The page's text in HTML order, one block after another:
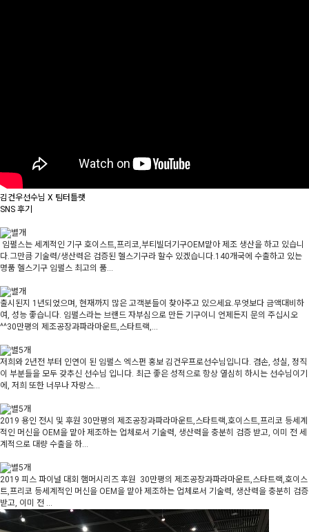
김건우선수님 X 팀터틀랫
SNS 후기
임펄스는 세계적인 기구 호이스트,프리코,부티빌더기구OEM맡아 제조 생산을 하고 있습니
다.그만큼 기술력/생산력은 검증된 헬스기구라 할수 있겠습니다.140개국에 수출하고 있는
명품 헬스기구 임펄스 최고의 품...
출시된지 1년되었으며, 현재까지 많은 고객분들이 찾아주고 있으세요.무엇보다 금액대비하
여, 성능 좋습니다. 임펄스라는 브랜드 자부심으로 만든 기구이니 언제든지 문의 주십시오
^^30만평의 제조공장과파라마운트,스타트랙,...
저희와 2년전 부터 인연이 된 임펄스 엑스펀 홍보 김건우프로선수님입니다. 겸손, 성실, 정직
이 부분들을 모두 갖추신 선수님 입니다. 최근 좋은 성적으로 항상 열심히 하시는 선수님이기
에, 저희 또한 너무나 자랑스...
2019 용인 전시 및 후원 30만평의 제조공장과파라마운트,스타트랙,호이스트,프리코 등세계
적인 머신을 OEM을 맡아 제조하는 업체로서 기술력, 생산력을 충분히 검증 받고, 이미 전 세
계적으로 대량 수출을 하...
2019 피스 파이널 대회 햄머시리즈 후원 30만평의 제조공장과파라마운트,스타트랙,호이스
트,프리코 등세계적인 머신을 OEM을 맡아 제조하는 업체로서 기술력, 생산력을 충분히 검증
받고, 이미 전 ...